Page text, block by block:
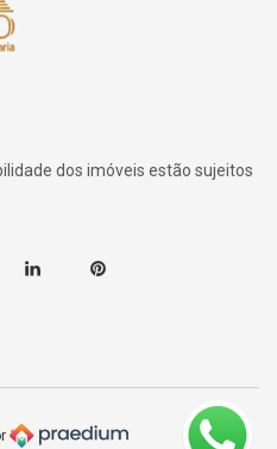
dos imóveis estão sujeitos
Linkedin Pinterest